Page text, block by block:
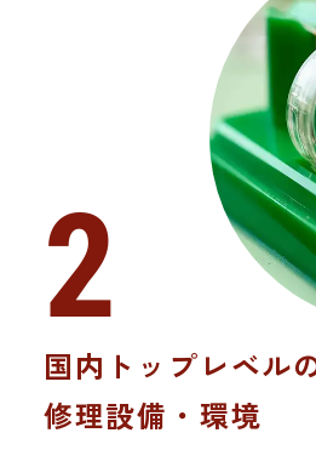
2
国内トップレベル
修理設備・環境
お客様にはご不便を
が、何卒ご理解賜りま
し上げます。